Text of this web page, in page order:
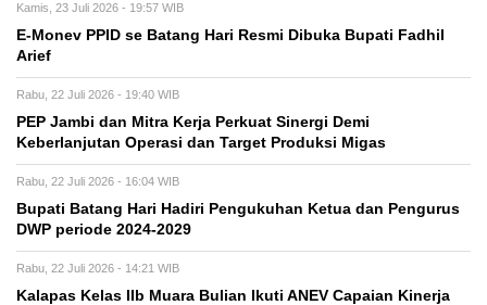
Kamis, 23 Juli 2026 - 19:57 WIB
E-Monev PPID se Batang Hari Resmi Dibuka Bupati Fadhil
Arief
Rabu, 22 Juli 2026 - 19:40 WIB
PEP Jambi dan Mitra Kerja Perkuat Sinergi Demi
Keberlanjutan Operasi dan Target Produksi Migas
Rabu, 22 Juli 2026 - 16:04 WIB
Bupati Batang Hari Hadiri Pengukuhan Ketua dan Pengurus
DWP periode 2024-2029
Rabu, 22 Juli 2026 - 14:21 WIB
Kalapas Kelas IIb Muara Bulian Ikuti ANEV Capaian Kinerja